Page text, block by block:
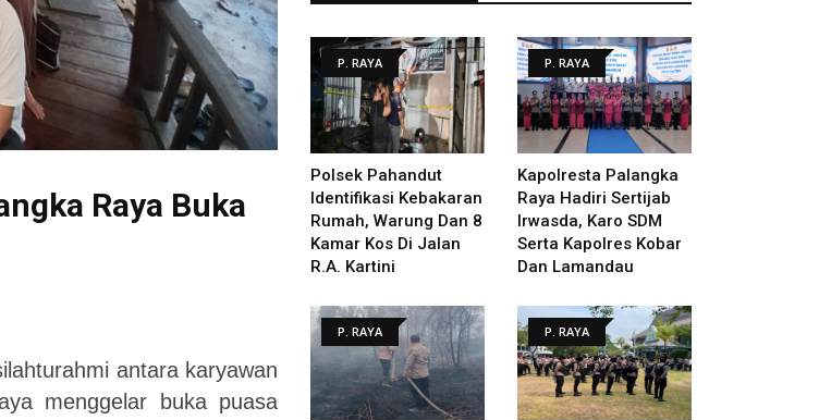
Raya Buka
antara karyawan
menggelar buka puasa
P. RAYA
Polsek Pahandut
Identifikasi Kebakaran
Rumah, Warung Dan 8
Kamar Kos Di Jalan
R.A. Kartini
P. RAYA
Kapolresta Palangka
Raya Hadiri Sertijab
Irwasda, Karo SDM
Serta Kapolres Kobar
Dan Lamandau
P. RAYA P. RAYA